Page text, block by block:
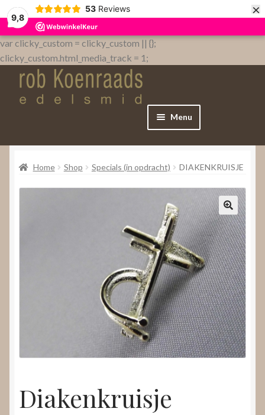
9,8
53 Reviews ×
var clicky_custom = clicky_custom || {};
clicky_custom.html_media_track = 1;
Menu
Home
Submenu
uitvouwen
Home Shop Specials (in opdracht) DIAKENKRUISJE
Diakenkruisje